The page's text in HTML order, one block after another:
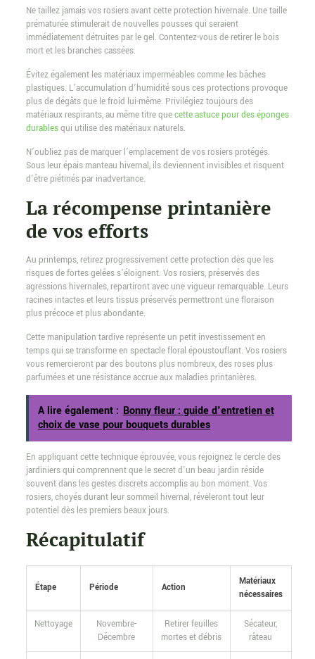
Ne taillez jamais vos rosiers avant cette protection hivernale. Une taille
prématurée stimulerait de nouvelles pousses qui seraient
immédiatement détruites par le gel. Contentez-vous de retirer le bois
mort et les branches cassées.
Évitez également les matériaux imperméables comme les bâches
plastiques. L’accumulation d’humidité sous ces protections provoque
plus de dégâts que le froid lui-même. Privilégiez toujours des
matériaux respirants, au même titre quecette astuce pour des éponges
durablesqui utilise des matériaux naturels.
N’oubliez pas de marquer l’emplacement de vos rosiers protégés.
Sous leur épais manteau hivernal, ils deviennent invisibles et risquent
d’être piétinés par inadvertance.
La récompense printanière
de vos efforts
Au printemps, retirez progressivement cette protection dès que les
risques de fortes gelées s’éloignent. Vos rosiers, préservés des
agressions hivernales, repartiront avec une vigueur remarquable. Leurs
racines intactes et leurs tissus préservés permettront une floraison
plus précoce et plus abondante.
Cette manipulation tardive représente un petit investissement en
temps qui se transforme en spectacle floral époustouflant. Vos rosiers
vous remercieront par des boutons plus nombreux, des roses plus
parfumées et une résistance accrue aux maladies printanières.
A lire également : Bonny fleur : guide d'entretien et
choix de vase pour bouquets durables
En appliquant cette technique éprouvée, vous rejoignez le cercle des
jardiniers qui comprennent que le secret d’un beau jardin réside
souvent dans les gestes discrets accomplis au bon moment. Vos
rosiers, choyés durant leur sommeil hivernal, révèleront tout leur
potentiel dès les premiers beaux jours.
Récapitulatif
Étape Période Action
Matériaux
nécessaires
Nettoyage
Novembre-
Décembre
Retirer feuilles
mortes et débris
Sécateur,
râteau